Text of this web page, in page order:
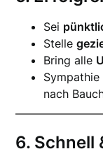
Sei
Stelle
Bring alle
nach
6. Schnell